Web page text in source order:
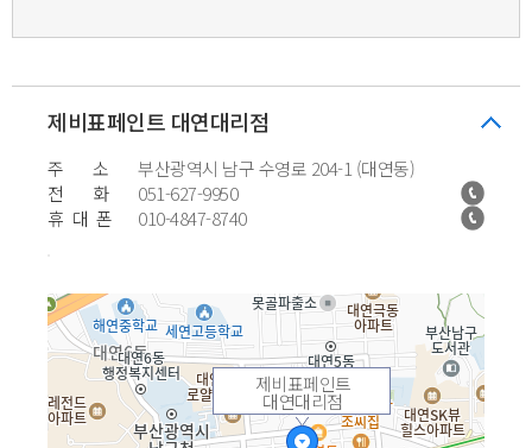
제비표페인트 대연대리점
주 소
부산광역시 남구 수영로 204-1 (대연동)
전 화
051-627-9950
휴 대 폰
010-4847-8740
제비표페인트
대연대리점